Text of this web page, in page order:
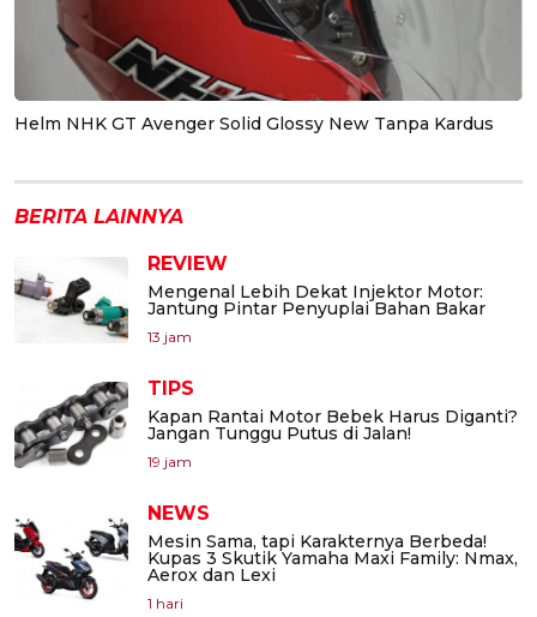
Helm NHK GT Avenger Solid Glossy New Tanpa Kardus
BERITA LAINNYA
REVIEW
Mengenal Lebih Dekat Injektor Motor:
Jantung Pintar Penyuplai Bahan Bakar
13 jam
TIPS
Kapan Rantai Motor Bebek Harus Diganti?
Jangan Tunggu Putus di Jalan!
19 jam
NEWS
Mesin Sama, tapi Karakternya Berbeda!
Kupas 3 Skutik Yamaha Maxi Family: Nmax,
Aerox dan Lexi
1 hari